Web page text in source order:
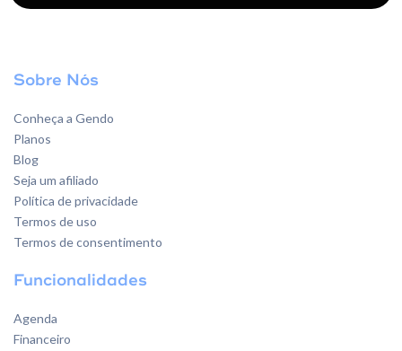
Sobre Nós
Conheça a Gendo
Planos
Blog
Seja um afiliado
Política de privacidade
Termos de uso
Termos de consentimento
Funcionalidades
Agenda
Financeiro